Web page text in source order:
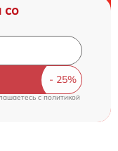
со
c политикой